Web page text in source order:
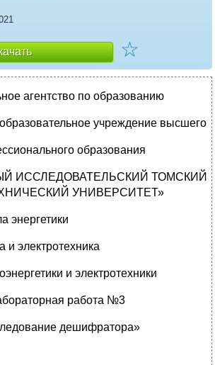
☆
агентство по образованию
учреждение высшего
образования
ИССЛЕДОВАТЕЛЬСКИЙ ТОМСКИЙ
УНИВЕРСИТЕТ»
энергетики
и электротехника
и электротехники
работа №3
дешифратора»